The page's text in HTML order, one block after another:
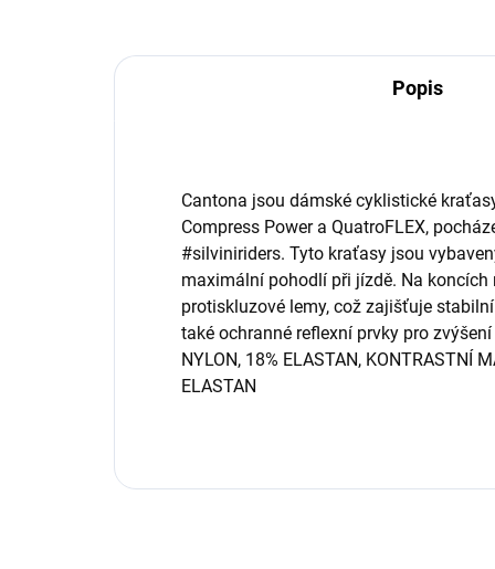
Popis
Cantona jsou dámské cyklistické
Compress Power a QuatroFLEX,
#silviniriders. Tyto kraťasy jsou
maximální pohodlí při jízdě. Na
protiskluzové lemy, což zajišťuje
také ochranné reflexní prvky pro
NYLON, 18% ELASTAN, KONTRASTNÍ
ELASTAN